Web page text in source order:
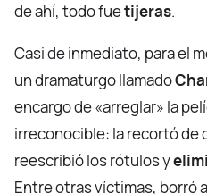
de ahí, todo fuetijeras.
Casi de inmediato, para el
un dramaturgo llamado
encargo de «arreglar» la
irreconocible: la recortó de
reescribió los rótulos y
Entre otras víctimas, borró